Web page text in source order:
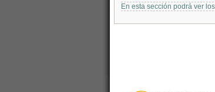
En esta sección podrá ver